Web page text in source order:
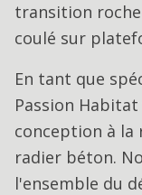
transition
coulé sur
En tant que
Passion
conception à la
radier béton.
l'ensemble du